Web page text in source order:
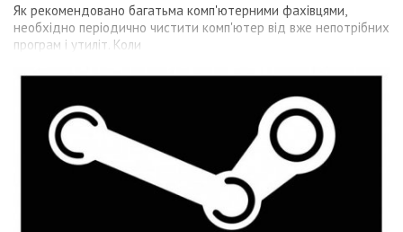
Як рекомендовано багатьма комп'ютерними фахівцями,
необхідно періодично чистити комп'ютер від вже непотрібних
програм і утиліт. Коли